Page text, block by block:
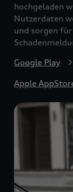
hochgeladen
Nutzerdaten
und sorgen
Google Play
Apple